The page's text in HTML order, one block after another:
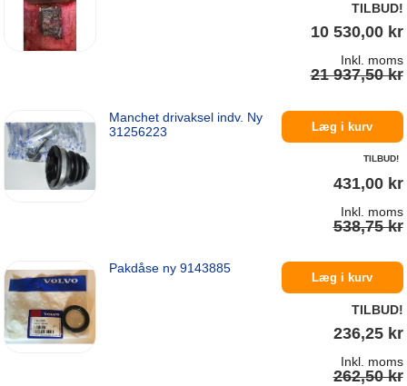
TILBUD!
10 530,00 kr
Inkl. moms
21 937,50 kr
På lager
Manchet drivaksel indv. Ny
31256223
Læg i kurv
TILBUD!
431,00 kr
Inkl. moms
538,75 kr
På lager
Pakdåse ny 9143885
Læg i kurv
TILBUD!
236,25 kr
Inkl. moms
262,50 kr